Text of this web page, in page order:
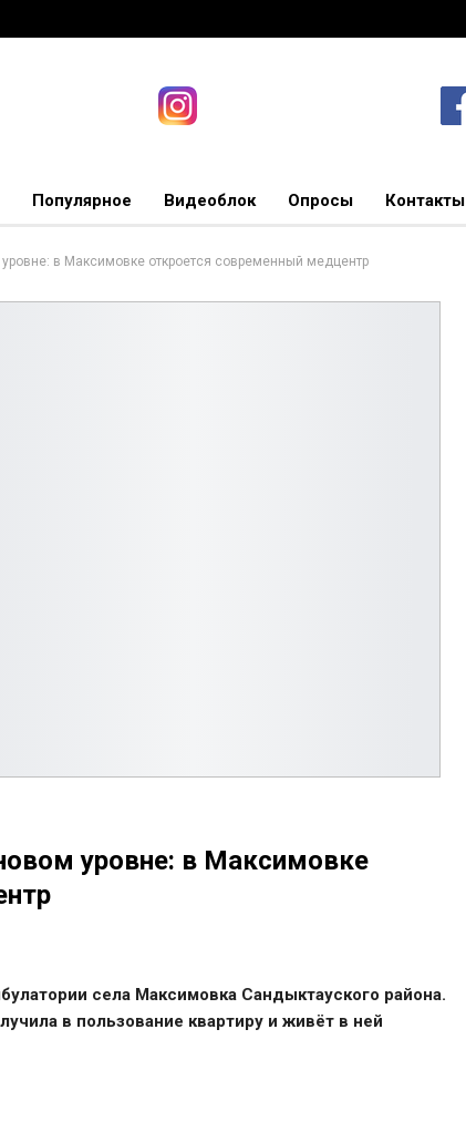
Популярное Видеоблок Опросы Контакты
в Максимовке откроется современный медцентр
уровне: в Максимовке
села Максимовка Сандыктауского района.
в пользование квартиру и живёт в ней